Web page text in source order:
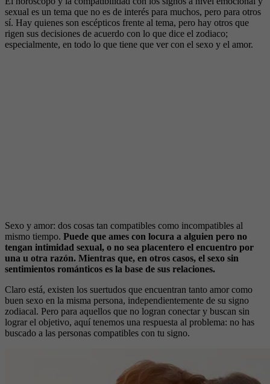
sexual es un tema que no es de interés para muchos, pero para otros
sí. Hay quienes son escépticos frente al tema, pero hay otros que
rigen sus decisiones de acuerdo con lo que dice el zodiaco;
especialmente, en todo lo que tiene que ver con el sexo y el amor.
Sexo y amor: dos cosas tan compatibles como incompatibles al
mismo tiempo. Puede que ames con locura a alguien pero no
tengan intimidad sexual, o no sea placentero el encuentro por
una u otra razón. Mientras que, en otros casos, el sexo sin
sentimientos románticos es la base de sus relaciones.
Claro está, existen los suertudos que encuentran tanto amor como
buen sexo en la misma persona, independientemente de su signo
zodiacal. Pero para aquellos que no logran conectar y buscan sin
lograr el objetivo, aquí tenemos una respuesta al problema: no has
buscado a las personas compatibles con tu signo.